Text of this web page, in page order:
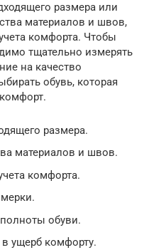
размера или
материалов и швов,
комфорта. Чтобы
тщательно измерять
на качество
обувь, которая
размера.
материалов и швов.
комфорта.
обуви.
ущерб комфорту.